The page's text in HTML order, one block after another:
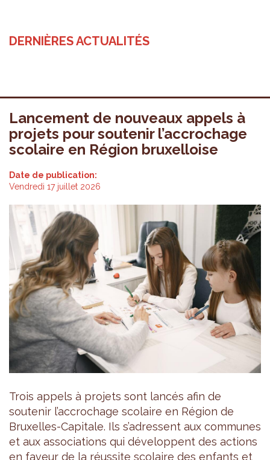
DERNIÈRES ACTUALITÉS
Lancement de nouveaux appels à
projets pour soutenir l’accrochage
scolaire en Région bruxelloise
Date de publication:
Vendredi 17 juillet 2026
Trois appels à projets sont lancés afin de
soutenir l’accrochage scolaire en Région de
Bruxelles-Capitale. Ils s’adressent aux communes
et aux associations qui développent des actions
en faveur de la réussite scolaire des enfants et